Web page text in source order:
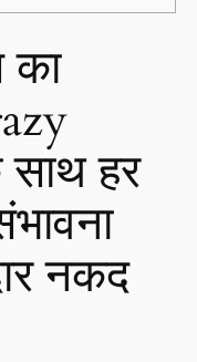
का
हर
नकद